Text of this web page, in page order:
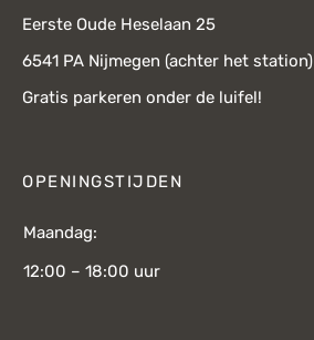
Eerste Oude Heselaan 25
6541 PA Nijmegen (achter het station)
Gratis parkeren onder de luifel!
OPENINGSTIJDEN
Maandag:
12:00 – 18:00 uur